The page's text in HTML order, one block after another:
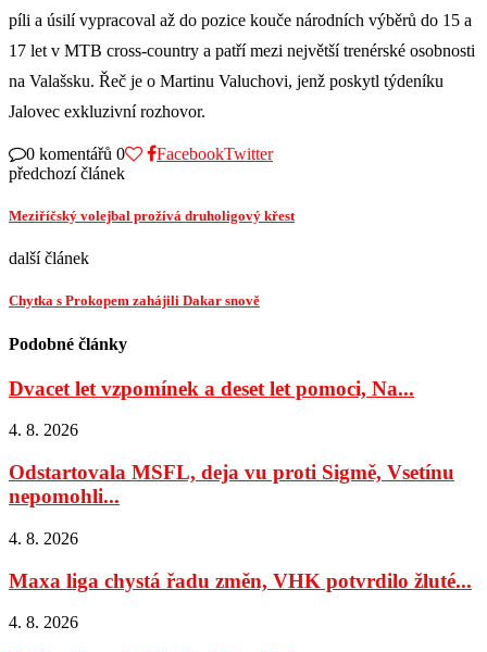
píli a úsilí vypracoval až do pozice kouče národních výběrů do 15 a
17 let v MTB cross-country a patří mezi největší trenérské osobnosti
na Valašsku. Řeč je o Martinu Valuchovi, jenž poskytl týdeníku
Jalovec exkluzivní rozhovor.
0 komentářů 0 FacebookTwitter
předchozí článek
Meziříčský volejbal prožívá druholigový křest
další článek
Chytka s Prokopem zahájili Dakar snově
Podobné články
Dvacet let vzpomínek a deset let pomoci, Na...
4. 8. 2026
Odstartovala MSFL, deja vu proti Sigmě, Vsetínu
nepomohli...
4. 8. 2026
Maxa liga chystá řadu změn, VHK potvrdilo žluté...
4. 8. 2026